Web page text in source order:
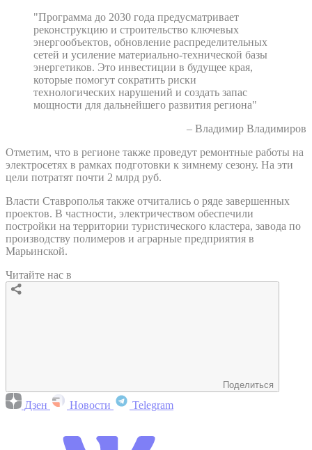
"Программа до 2030 года предусматривает
реконструкцию и строительство ключевых
энергообъектов, обновление распределительных
сетей и усиление материально-технической базы
энергетиков. Это инвестиции в будущее края,
которые помогут сократить риски
технологических нарушений и создать запас
мощности для дальнейшего развития региона"
– Владимир Владимиров
Отметим, что в регионе также проведут ремонтные работы на
электросетях в рамках подготовки к зимнему сезону. На эти
цели потратят почти 2 млрд руб.
Власти Ставрополья также отчитались о ряде завершенных
проектов. В частности, электричеством обеспечили
постройки на территории туристического кластера, завода по
производству полимеров и аграрные предприятия в
Марьинской.
Читайте нас в
Поделиться
Дзен Новости Telegram